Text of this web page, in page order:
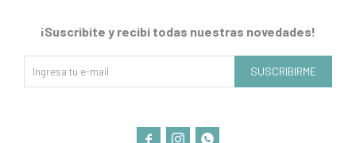
¡Suscribite y recibí todas nuestras novedades!
SUSCRIBIRME
  